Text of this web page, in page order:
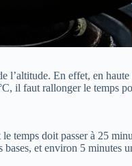
l’altitude. En effet, en
il faut rallonger le temps
temps doit passer à 25
et environ 5 minutes